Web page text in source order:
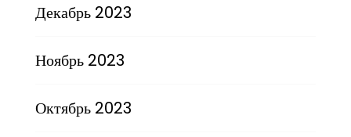
Декабрь 2023
Ноябрь 2023
Октябрь 2023